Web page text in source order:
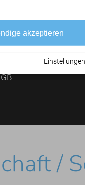
abonnieren
Golf & Wohnmobil
& Hunde
werden
Texte / Bildmaterial
/
akzeptieren
Einstellungen